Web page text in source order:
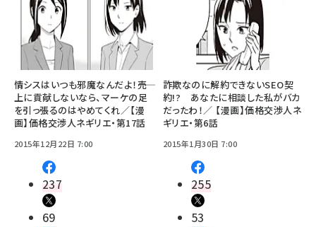
情シスはいつも邪魔なんだよ！――売
上に貢献しないなら、マーケの足
を引っ張るのはやめてくれ／【漫
画】価格交渉人ネギリエ・第17話
2015年12月22日 7:00
237
69
詐欺なのに解約できないSEO契
約!? あなたに相談した私がバカ
だったわ！／ 【漫画】価格交渉人ネ
ギリエ・第6話
2015年1月30日 7:00
255
53